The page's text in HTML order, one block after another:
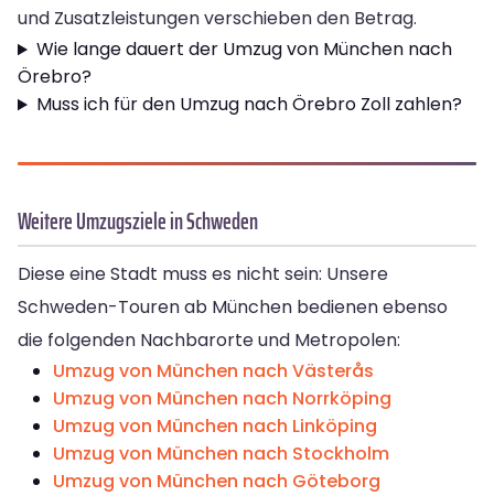
und Zusatzleistungen verschieben den Betrag.
Wie lange dauert der Umzug von München nach
Örebro?
Muss ich für den Umzug nach Örebro Zoll zahlen?
Weitere Umzugsziele in Schweden
Diese eine Stadt muss es nicht sein: Unsere
Schweden-Touren ab München bedienen ebenso
die folgenden Nachbarorte und Metropolen:
Umzug von München nach Västerås
Umzug von München nach Norrköping
Umzug von München nach Linköping
Umzug von München nach Stockholm
Umzug von München nach Göteborg